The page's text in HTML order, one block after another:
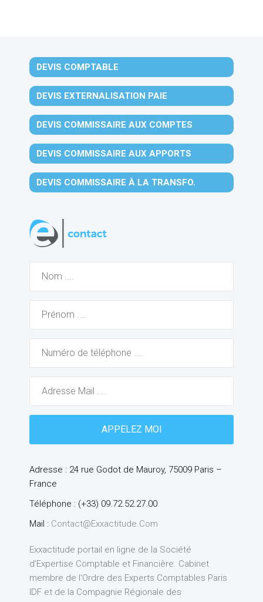
DEVIS COMPTABLE
DEVIS EXTERNALISATION PAIE
DEVIS COMMISSAIRE AUX COMPTES
DEVIS COMMISSAIRE AUX APPORTS
DEVIS COMMISSAIRE À LA TRANSFO.
Adresse : 24 rue Godot de Mauroy, 75009 Paris –
France
Téléphone : (+33) 09.72.52.27.00
Mail : Contact@exxactitude.com
Exxactitude portail en ligne de la Société
d’Expertise Comptable et Financière. Cabinet
membre de l’Ordre des Experts Comptables Paris
IDF et de la Compagnie Régionale des